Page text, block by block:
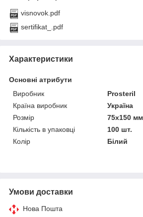
visnovok.pdf
sertifikat_.pdf
Характеристики
Основні атрибути
Виробник
Prosteril
Країна виробник
Україна
Розмір
75х150 мм
Кількість в упаковці
100 шт.
Колір
Білий
Умови доставки
Нова Пошта